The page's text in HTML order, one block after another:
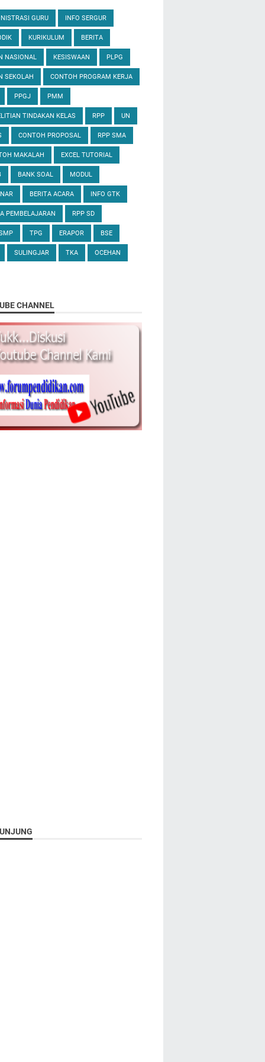
GURU INFO SERGUR
KURIKULUM BERITA
NASIONAL KESISWAAN PLPG
SEKOLAH CONTOH PROGRAM KERJA
PPGJ PMM
TINDAKAN KELAS RPP UN
CONTOH PROPOSAL RPP SMA
MAKALAH EXCEL TUTORIAL
BANK SOAL MODUL
BERITA ACARA INFO GTK
PEMBELAJARAN RPP SD
TPG ERAPOR BSE
SULINGJAR TKA OCEHAN
CHANNEL